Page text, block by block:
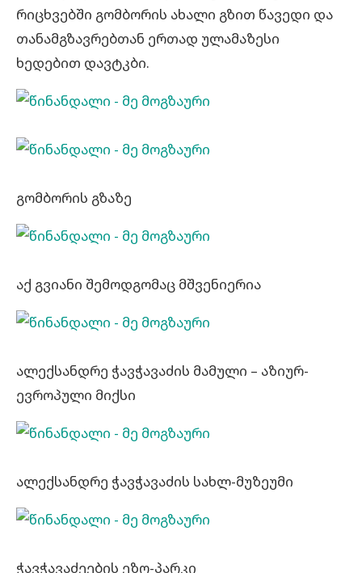
რიცხვებში გომბორის ახალი გზით წავედი და
თანამგზავრებთან ერთად ულამაზესი
ხედებით დავტკბი.
გომბორის გზაზე
აქ გვიანი შემოდგომაც მშვენიერია
ალექსანდრე ჭავჭავაძის მამული – აზიურ-
ევროპული მიქსი
ალექსანდრე ჭავჭავაძის სახლ-მუზეუმი
ჭავჭავაძეების ეზო-პარკი